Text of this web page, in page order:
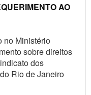
AO
no Ministério
sobre direitos
dos
Rio de Janeiro